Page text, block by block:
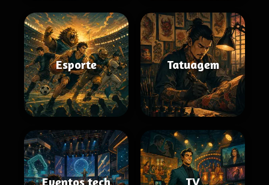
Esporte Tatuagem
Eventos tech TV